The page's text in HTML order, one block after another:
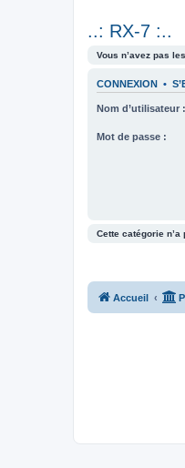
..: RX-7 :..
Vous n’avez pas
CONNEXION •
Nom d’utilisateur :
Mot de passe :
Cette catégorie n’a
Accueil